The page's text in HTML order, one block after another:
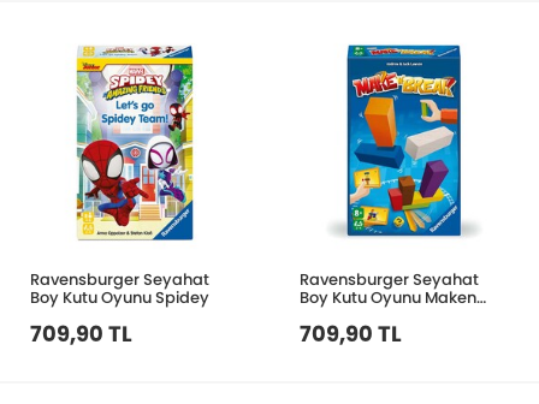
Ravensburger Seyahat
Boy Kutu Oyunu Spidey
709,90 TL
Ravensburger Seyahat
Boy Kutu Oyunu Maken
Break
709,90 TL